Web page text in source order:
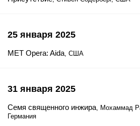
25 января 2025
MET Opera: Aida, США
31 января 2025
Семя священного инжира, Мохаммад
Германия